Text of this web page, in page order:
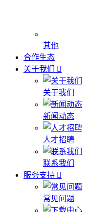
其他
合作生态
关于我们
关于我们
新闻动态
人才招聘
联系我们
服务支持
常见问题